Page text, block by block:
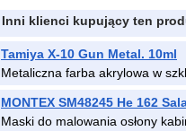
Inni klienci kupujący ten
Tamiya X-10 Gun Metal. 10ml
Metaliczna farba akrylowa w
MONTEX SM48245 He 162
Maski do malowania osłony